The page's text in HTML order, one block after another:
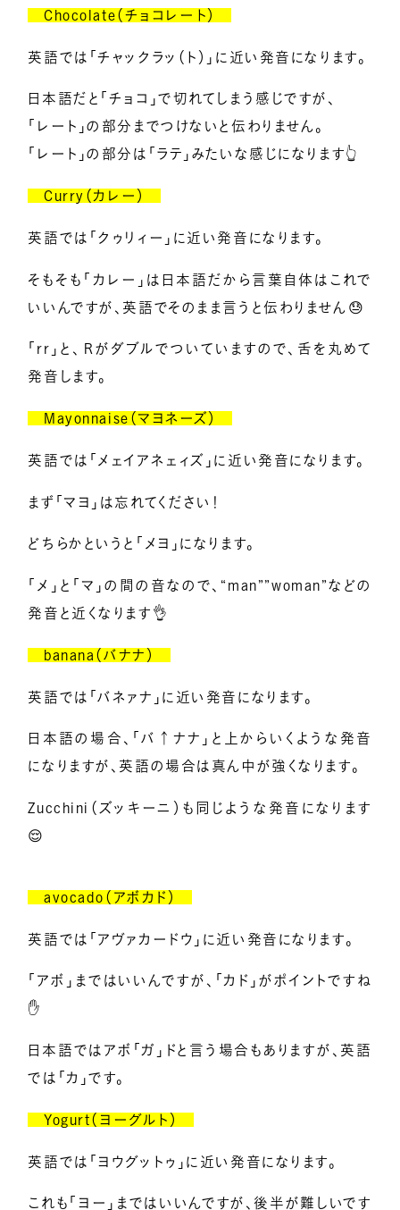
億楽®マインド
マスターコーチ認定者一覧
Chocolate（チョコレート）
英語では「チャックラッ（ト）」に近い発音になります。
日本語だと「チョコ」で切れてしまう感じですが、
「レート」の部分までつけないと伝わりません。
「レート」の部分は「ラテ」みたいな感じになります👆
Curry（カレー）
英語では「クゥリィー」に近い発音になります。
そもそも「カレー」は日本語だから言葉自体はこれで
いいんですが、英語でそのまま言うと伝わりません😓
「rr」と、Ｒがダブルでついていますので、舌を丸めて
発音します。
Mayonnaise（マヨネーズ）
英語では「メェイアネェィズ」に近い発音になります。
まず「マヨ」は忘れてください！
どちらかというと「メヨ」になります。
「メ」と「マ」の間の音なので、“man””woman”などの
発音と近くなります👌
banana（バナナ）
英語では「バネァナ」に近い発音になります。
日本語の場合、「バ↑ナナ」と上からいくような発音
になりますが、英語の場合は真ん中が強くなります。
Zucchini（ズッキーニ）も同じような発音になります
😌
avocado（アボカド）
英語では「アヴァカードウ」に近い発音になります。
「アボ」まではいいんですが、「カド」がポイントですね
✋
日本語ではアボ「ガ」ドと言う場合もありますが、英語
では「カ」です。
Yogurt（ヨーグルト）
英語では「ヨウグットゥ」に近い発音になります。
これも「ヨー」まではいいんですが、後半が難しいです